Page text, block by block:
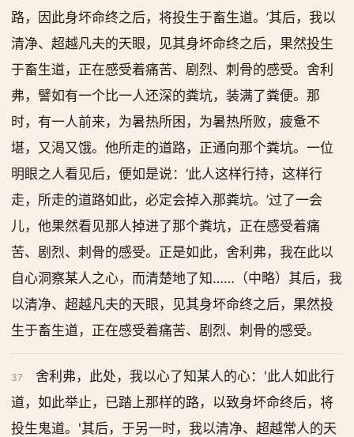
路，因此身坏命终之后，将投生于畜生道。’其后，我以
清净、超越凡夫的天眼，见其身坏命终之后，果然投生
于畜生道，正在感受着痛苦、剧烈、刺骨的感受。舍利
弗，譬如有一个比一人还深的粪坑，装满了粪便。那
时，有一人前来，为暑热所困，为暑热所败，疲惫不
堪，又渴又饿。他所走的道路，正通向那个粪坑。一位
明眼之人看见后，便如是说：‘此人这样行持，这样行
走，所走的道路如此，必定会掉入那粪坑。’过了一会
儿，他果然看见那人掉进了那个粪坑，正在感受着痛
苦、剧烈、刺骨的感受。正是如此，舍利弗，我在此以
自心洞察某人之心，而清楚地了知……（中略）其后，我
以清净、超越凡夫的天眼，见其身坏命终之后，果然投
生于畜生道，正在感受着痛苦、剧烈、刺骨的感受。
37
舍利弗，此处，我以心了知某人的心：'此人如此行
道，如此举止，已踏上那样的路，以致身坏命终后，将
投生鬼道。'其后，于另一时，我以清净、超越常人的天